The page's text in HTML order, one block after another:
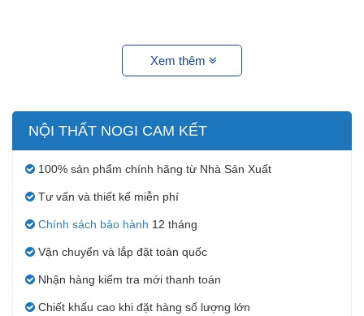
Xem thêm
NỘI THẤT NOGI CAM KẾT
100% sản phẩm chính hãng từ Nhà Sản Xuất
Tư vấn và thiết kế miễn phí
Chính sách bảo hành 12 tháng
Vận chuyển và lắp đặt toàn quốc
Nhận hàng kiểm tra mới thanh toán
Chiết khấu cao khi đặt hàng số lượng lớn